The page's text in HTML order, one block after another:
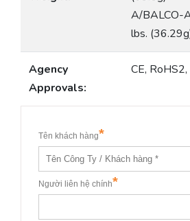
A/BALCO-
lbs.
Agency
Approvals:
CE,